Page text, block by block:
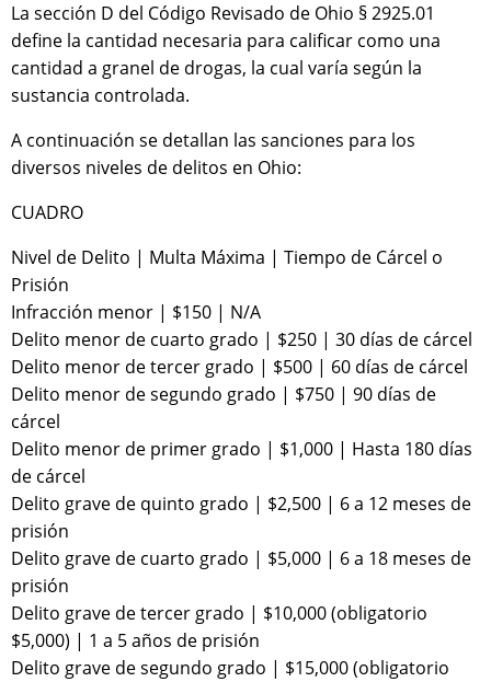
La sección D del Código Revisado de Ohio § 2925.01
define la cantidad necesaria para calificar como una
cantidad a granel de drogas, la cual varía según la
sustancia controlada.
A continuación se detallan las sanciones para los
diversos niveles de delitos en Ohio:
CUADRO
Nivel de Delito | Multa Máxima | Tiempo de Cárcel o
Prisión
Infracción menor | $150 | N/A
Delito menor de cuarto grado | $250 | 30 días de cárcel
Delito menor de tercer grado | $500 | 60 días de cárcel
Delito menor de segundo grado | $750 | 90 días de
cárcel
Delito menor de primer grado | $1,000 | Hasta 180 días
de cárcel
Delito grave de quinto grado | $2,500 | 6 a 12 meses de
prisión
Delito grave de cuarto grado | $5,000 | 6 a 18 meses de
prisión
Delito grave de tercer grado | $10,000 (obligatorio
$5,000) | 1 a 5 años de prisión
Delito grave de segundo grado | $15,000 (obligatorio